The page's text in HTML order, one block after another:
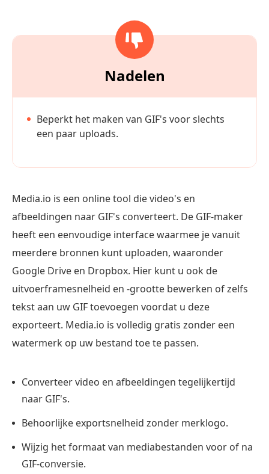
Nadelen
Beperkt het maken van GIF's voor slechts
een paar uploads.
Media.io is een online tool die video's en
afbeeldingen naar GIF's converteert. De GIF-maker
heeft een eenvoudige interface waarmee je vanuit
meerdere bronnen kunt uploaden, waaronder
Google Drive en Dropbox. Hier kunt u ook de
uitvoerframesnelheid en -grootte bewerken of zelfs
tekst aan uw GIF toevoegen voordat u deze
exporteert. Media.io is volledig gratis zonder een
watermerk op uw bestand toe te passen.
Converteer video en afbeeldingen tegelijkertijd
naar GIF's.
Behoorlijke exportsnelheid zonder merklogo.
Wijzig het formaat van mediabestanden voor of na
GIF-conversie.